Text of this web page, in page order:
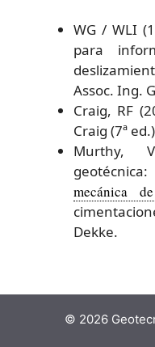
WG / WLI
para
Assoc. Ing.
Craig, RF
Craig (7ª
Murthy,
mecánica
Dekke.
© 2026